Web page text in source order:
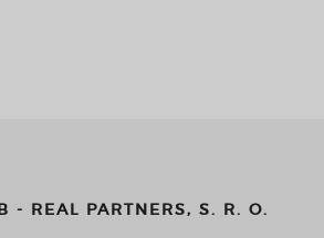
- REAL PARTNERS, S. R. O.